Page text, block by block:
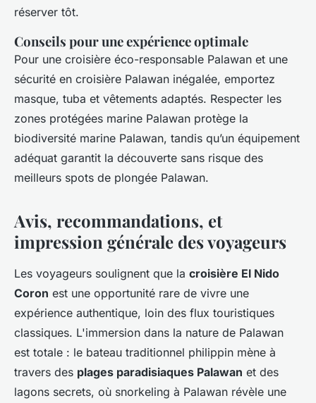
réserver tôt.
Conseils pour une expérience optimale
Pour une croisière éco-responsable Palawan et une
sécurité en croisière Palawan inégalée, emportez
masque, tuba et vêtements adaptés. Respecter les
zones protégées marine Palawan protège la
biodiversité marine Palawan, tandis qu’un équipement
adéquat garantit la découverte sans risque des
meilleurs spots de plongée Palawan.
Avis, recommandations, et
impression générale des voyageurs
Les voyageurs soulignent que la croisière El Nido
Coron est une opportunité rare de vivre une
expérience authentique, loin des flux touristiques
classiques. L'immersion dans la nature de Palawan
est totale : le bateau traditionnel philippin mène à
travers des plages paradisiaques Palawan et des
lagons secrets, où snorkeling à Palawan révèle une